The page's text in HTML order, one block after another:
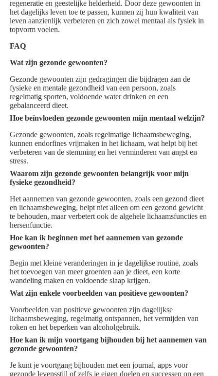
regeneratie en geestelijke helderheid. Door deze gewoonten in
het dagelijks leven toe te passen, kunnen zij hun kwaliteit van
leven aanzienlijk verbeteren en zich zowel mentaal als fysiek in
topvorm voelen.
FAQ
Wat zijn gezonde gewoonten?
Gezonde gewoonten zijn gedragingen die bijdragen aan de
fysieke en mentale gezondheid van een persoon, zoals
regelmatig sporten, voldoende water drinken en een
gebalanceerd dieet.
Hoe beïnvloeden gezonde gewoonten mijn mentaal welzijn?
Gezonde gewoonten, zoals regelmatige lichaamsbeweging,
kunnen endorfines vrijmaken in het lichaam, wat helpt bij het
verbeteren van de stemming en het verminderen van angst en
stress.
Waarom zijn gezonde gewoonten belangrijk voor mijn
fysieke gezondheid?
Het aannemen van gezonde gewoonten, zoals een gezond dieet
en lichaamsbeweging, helpt niet alleen om een gezond gewicht
te behouden, maar verbetert ook de algehele lichaamsfuncties en
hersenfunctie.
Hoe kan ik beginnen met het aannemen van gezonde
gewoonten?
Begin met kleine veranderingen in je dagelijkse routine, zoals
het toevoegen van meer groenten aan je dieet, een korte
wandeling maken en voldoende slaap krijgen.
Wat zijn enkele voorbeelden van positieve gewoonten?
Voorbeelden van positieve gewoonten zijn dagelijkse
lichaamsbeweging, regelmatig ontspannen, het vermijden van
roken en het beperken van alcoholgebruik.
Hoe kan ik mijn voortgang bijhouden bij het aannemen van
gezonde gewoonten?
Je kunt je voortgang bijhouden met een journal, apps voor
gezonde levensstijl of zelfs je eigen doelen en successen op een